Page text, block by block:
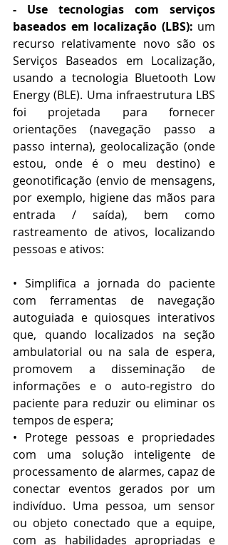
- Use tecnologias com serviços
baseados em localização (LBS): um
recurso relativamente novo são os
Serviços Baseados em Localização,
usando a tecnologia Bluetooth Low
Energy (BLE). Uma infraestrutura LBS
foi projetada para fornecer
orientações (navegação passo a
passo interna), geolocalização (onde
estou, onde é o meu destino) e
geonotificação (envio de mensagens,
por exemplo, higiene das mãos para
entrada / saída), bem como
rastreamento de ativos, localizando
pessoas e ativos:
• Simplifica a jornada do paciente
com ferramentas de navegação
autoguiada e quiosques interativos
que, quando localizados na seção
ambulatorial ou na sala de espera,
promovem a disseminação de
informações e o auto-registro do
paciente para reduzir ou eliminar os
tempos de espera;
• Protege pessoas e propriedades
com uma solução inteligente de
processamento de alarmes, capaz de
conectar eventos gerados por um
indivíduo. Uma pessoa, um sensor
ou objeto conectado que a equipe,
com as habilidades apropriadas e